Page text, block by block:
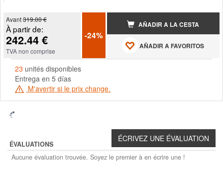
Avant319.00 €
À partir de:
242.44 €
TVA non comprise
-24%
AÑADIR A LA CESTA
AÑADIR A FAVORITOS
23 unités disponibles
Entrega en 5 días
M'avertir si le prix change.
ÉVALUATIONS
Aucune évaluation trouvée. Soyez le premier à en écrire une !